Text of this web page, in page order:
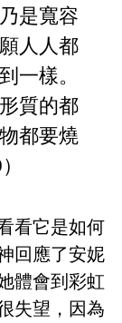
是寬容
人人都
一樣。
質的都
都要燒
看它是如何
回應了安妮
體會到彩虹
失望，因為